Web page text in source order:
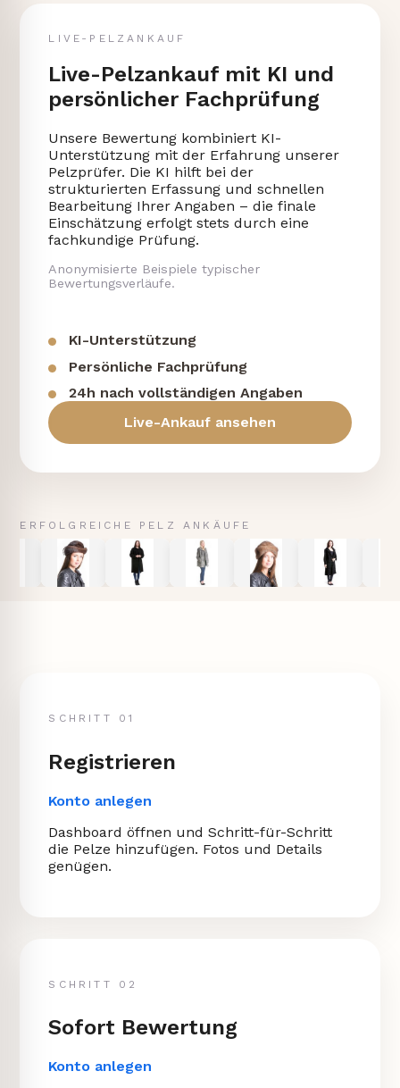
LIVE-PELZANKAUF
Live-Pelzankauf mit KI und
persönlicher Fachprüfung
Unsere Bewertung kombiniert KI-
Unterstützung mit der Erfahrung unserer
Pelzprüfer. Die KI hilft bei der
strukturierten Erfassung und schnellen
Bearbeitung Ihrer Angaben – die finale
Einschätzung erfolgt stets durch eine
fachkundige Prüfung.
Anonymisierte Beispiele typischer
Bewertungsverläufe.
KI-Unterstützung
Persönliche Fachprüfung
24h nach vollständigen Angaben
Live-Ankauf ansehen
ERFOLGREICHE PELZ ANKÄUFE
SCHRITT 01
Registrieren
Konto anlegen
Dashboard öffnen und Schritt-für-Schritt
die Pelze hinzufügen. Fotos und Details
genügen.
SCHRITT 02
Sofort Bewertung
Konto anlegen